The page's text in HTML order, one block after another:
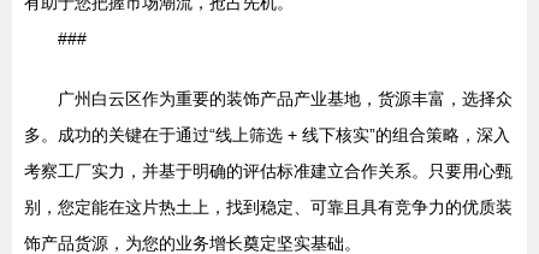
###
广州白云区作为重要的装饰产品产业基地，货源丰富，选择众
多。成功的关键在于通过“线上筛选 + 线下核实”的组合策略，深入
考察工厂实力，并基于明确的评估标准建立合作关系。只要用心甄
别，您定能在这片热土上，找到稳定、可靠且具有竞争力的优质装
饰产品货源，为您的业务增长奠定坚实基础。